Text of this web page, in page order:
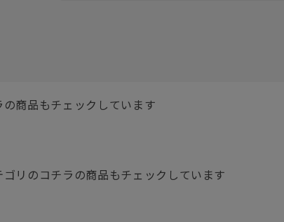
商品もチェックしています
リのコチラの商品もチェックしています